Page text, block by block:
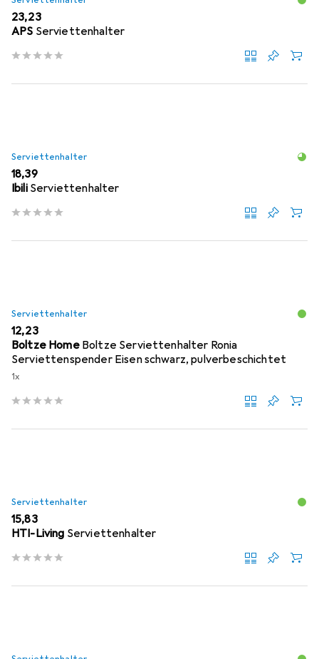
EUR
23,23
APS Serviettenhalter
Serviettenhalter
EUR
18,39
Ibili Serviettenhalter
Serviettenhalter
EUR
12,23
Boltze Home Boltze Serviettenhalter Ronia
Serviettenspender Eisen schwarz, pulverbeschichtet
1x
Serviettenhalter
EUR
15,83
HTI-Living Serviettenhalter